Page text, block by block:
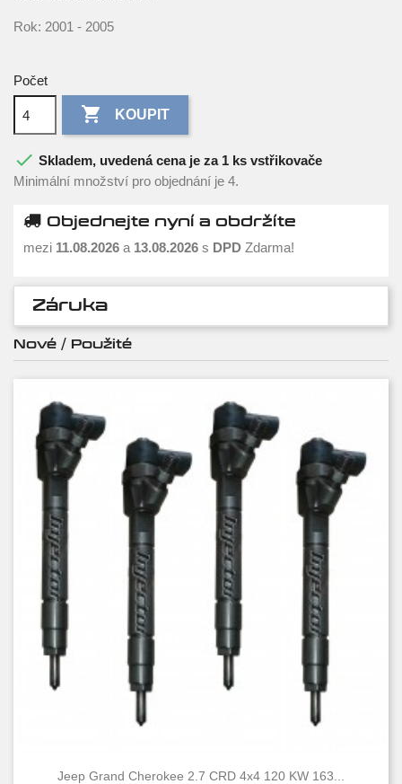
Rok: 2001 - 2005
Počet
 KOUPIT
 Skladem, uvedená cena je za 1 ks vstřikovače
Minimální množství pro objednání je 4.
Objednejte nyní a obdržíte
mezi 11.08.2026 a 13.08.2026 s DPD Zdarma!
Záruka
Nové / Použité
Jeep Grand Cherokee 2.7 CRD 4x4 120 KW 163...